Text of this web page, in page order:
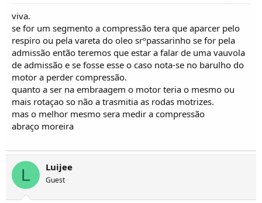
viva.
se for um segmento a compressão tera que aparcer pelo
respiro ou pela vareta do oleo srºpassarinho se for pela
admissão então teremos que estar a falar de uma vauvola
de admissão e se fosse esse o caso nota-se no barulho do
motor a perder compressão.
quanto a ser na embraagem o motor teria o mesmo ou
mais rotaçao so não a trasmitia as rodas motrizes.
mas o melhor mesmo sera medir a compressão
abraço moreira
L Luijee
Guest